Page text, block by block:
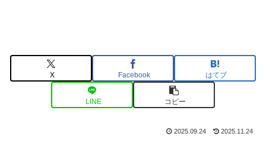
X Facebook はてブ
LINE コピー
2025.09.24 2025.11.24